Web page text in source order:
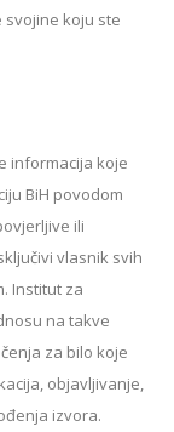
koju ste
informacija koje
BiH povodom
ili
vlasnik svih
Institut za
na takve
za bilo koje
objavljivanje,
izvora.